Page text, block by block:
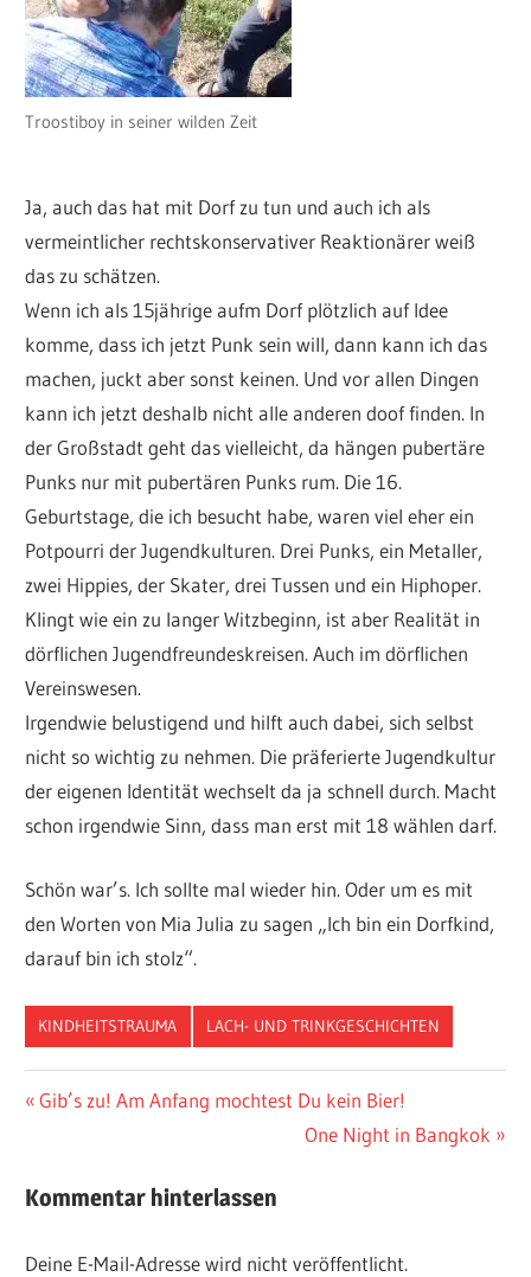
Troostiboy in seiner wilden Zeit
Ja, auch das hat mit Dorf zu tun und auch ich als
vermeintlicher rechtskonservativer Reaktionärer weiß
das zu schätzen.
Wenn ich als 15jährige aufm Dorf plötzlich auf Idee
komme, dass ich jetzt Punk sein will, dann kann ich das
machen, juckt aber sonst keinen. Und vor allen Dingen
kann ich jetzt deshalb nicht alle anderen doof finden. In
der Großstadt geht das vielleicht, da hängen pubertäre
Punks nur mit pubertären Punks rum. Die 16.
Geburtstage, die ich besucht habe, waren viel eher ein
Potpourri der Jugendkulturen. Drei Punks, ein Metaller,
zwei Hippies, der Skater, drei Tussen und ein Hiphoper.
Klingt wie ein zu langer Witzbeginn, ist aber Realität in
dörflichen Jugendfreundeskreisen. Auch im dörflichen
Vereinswesen.
Irgendwie belustigend und hilft auch dabei, sich selbst
nicht so wichtig zu nehmen. Die präferierte Jugendkultur
der eigenen Identität wechselt da ja schnell durch. Macht
schon irgendwie Sinn, dass man erst mit 18 wählen darf.
Schön war’s. Ich sollte mal wieder hin. Oder um es mit
den Worten von Mia Julia zu sagen „Ich bin ein Dorfkind,
darauf bin ich stolz“.
KINDHEITSTRAUMA LACH- UND TRINKGESCHICHTEN
Beitragsnavigation
Vorheriger
Gib’s zu! Am Anfang mochtest Du kein Bier!
Nächster
One Night in Bangkok
Kommentar hinterlassen
Deine E-Mail-Adresse wird nicht veröffentlicht.